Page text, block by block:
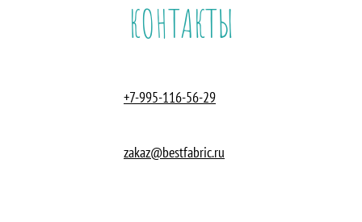
zakaz@bestfabric.ru
+7-995-116-56-29
КОНТАКТЫ